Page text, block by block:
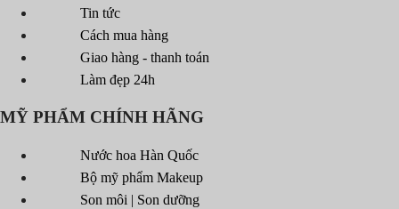
Tin tức
Cách mua hàng
Giao hàng - thanh toán
Làm đẹp 24h
MỸ PHẨM CHÍNH HÃNG
Nước hoa Hàn Quốc
Bộ mỹ phẩm Makeup
Son môi | Son dưỡng